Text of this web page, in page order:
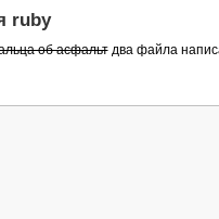
ruby
об асфальтдва файла